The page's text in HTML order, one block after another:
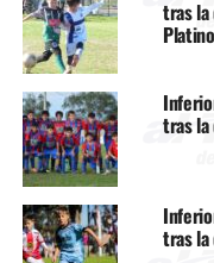
tras la
Platino
tras la
tras la